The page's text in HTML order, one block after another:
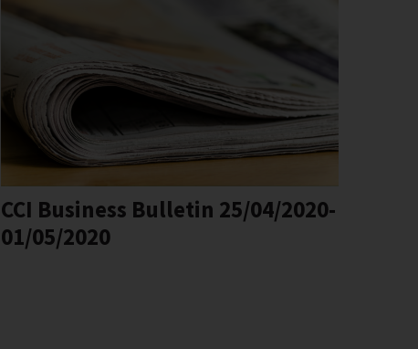
CCI Business Bulletin 25/04/2020-
01/05/2020